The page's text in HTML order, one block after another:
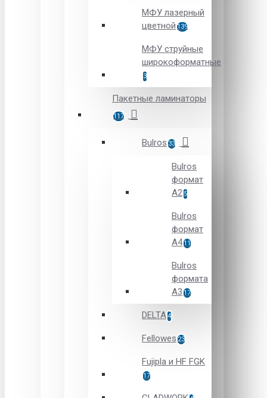
МФУ лазерный
цветной 139
МФУ струйные
широкоформатные
3
Пакетные ламинаторы
117
Bulros 33
Bulros
формат
A2 5
Bulros
формат
A411
Bulros
формата
А3 17
DELTA4
Fellowes 23
Fujipla и HF FGK
17